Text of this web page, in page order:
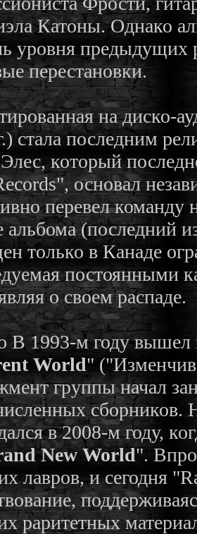
Катоны. Однако
уровня предыдущих
перестановки.
на диско-
стала последним
который
основал
перевел команду
альбома (последний
только в Канаде
постоянными
о своем распаде.
В 1993-м году
World"
группы начал
сборников.
в 2008-м году,
New World".
лавров, и сегодня
раритетных